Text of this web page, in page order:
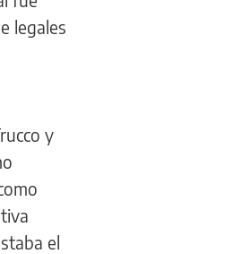
legales
y
el